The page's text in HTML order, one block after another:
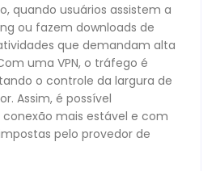
quando usuários assistem a
ou fazem downloads de
que demandam alta
uma VPN, o tráfego é
o controle da largura de
Assim, é possível
mais estável e com
pelo provedor de